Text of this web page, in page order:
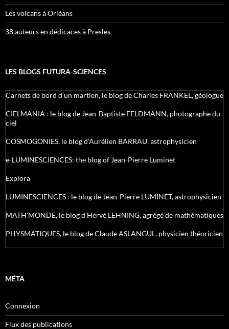
Les volcans à Orléans
38 auteurs en dédicaces à Presles
LES BLOGS FUTURA-SCIENCES
Carnets de bord d’un martien, le blog de Charles FRANKEL, géologue
CIELMANIA : le blog de Jean-Baptiste FELDMANN, photographe du
ciel
COSMOGONIES, le blog d'Aurélien BARRAU, astrophysicien
e-LUMINESCIENCES: the blog of Jean-Pierre Luminet
Explora
LUMINESCIENCES : le blog de Jean-Pierre LUMINET, astrophysicien
MATH'MONDE, le blog d'Hervé LEHNING, agrégé de mathématiques
PHYSMATIQUES, le blog de Claude ASLANGUL, physicien théoricien
MÉTA
Connexion
Flux des publications